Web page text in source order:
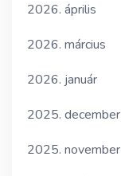
2026. április
2026. március
2026. január
2025. december
2025. november